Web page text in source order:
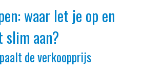
waar let je op en
slim aan?
de verkoopprijs